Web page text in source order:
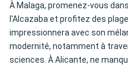
À Malaga, promenez-vous
l'Alcazaba et profitez des
impressionnera avec son
modernité, notamment à
sciences. À Alicante, ne